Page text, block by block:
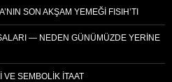
SON AKŞAM YEMEĞI FISIH’TI
— NEDEN GÜNÜMÜZDE YERINE
VE SEMBOLIK İTAAT